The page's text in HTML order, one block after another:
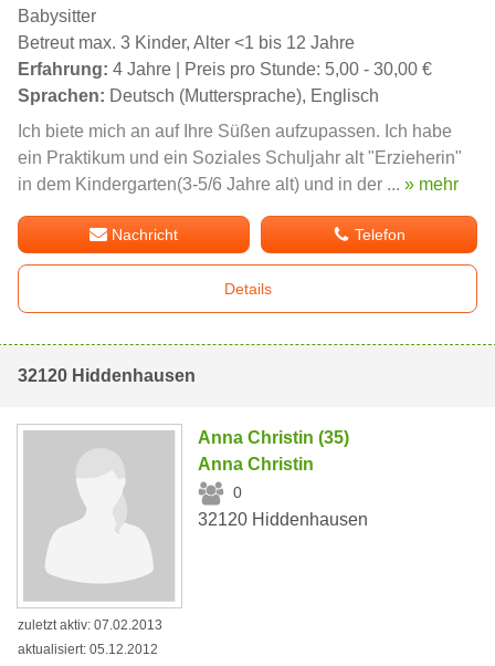
Babysitter
Betreut max. 3 Kinder, Alter <1 bis 12 Jahre
Erfahrung: 4 Jahre | Preis pro Stunde: 5,00 - 30,00 €
Sprachen: Deutsch (Muttersprache), Englisch
Ich biete mich an auf Ihre Süßen aufzupassen. Ich habe
ein Praktikum und ein Soziales Schuljahr alt "Erzieherin"
in dem Kindergarten(3-5/6 Jahre alt) und in der ... » mehr
Nachricht Telefon
Details
32120 Hiddenhausen
Anna Christin (35)
Anna Christin
0
32120 Hiddenhausen
zuletzt aktiv: 07.02.2013
aktualisiert: 05.12.2012